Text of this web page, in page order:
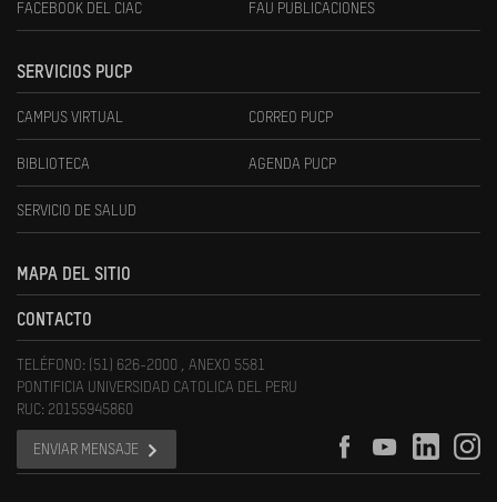
FACEBOOK DEL CIAC FAU PUBLICACIONES
SERVICIOS PUCP
CAMPUS VIRTUAL CORREO PUCP
BIBLIOTECA AGENDA PUCP
SERVICIO DE SALUD
MAPA DEL SITIO
CONTACTO
TELÉFONO: (51) 626-2000 , ANEXO 5581
PONTIFICIA UNIVERSIDAD CATOLICA DEL PERU
RUC: 20155945860
ENVIAR MENSAJE